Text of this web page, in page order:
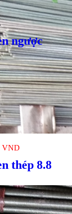
Bulong
VND
ngược
thép 8.8